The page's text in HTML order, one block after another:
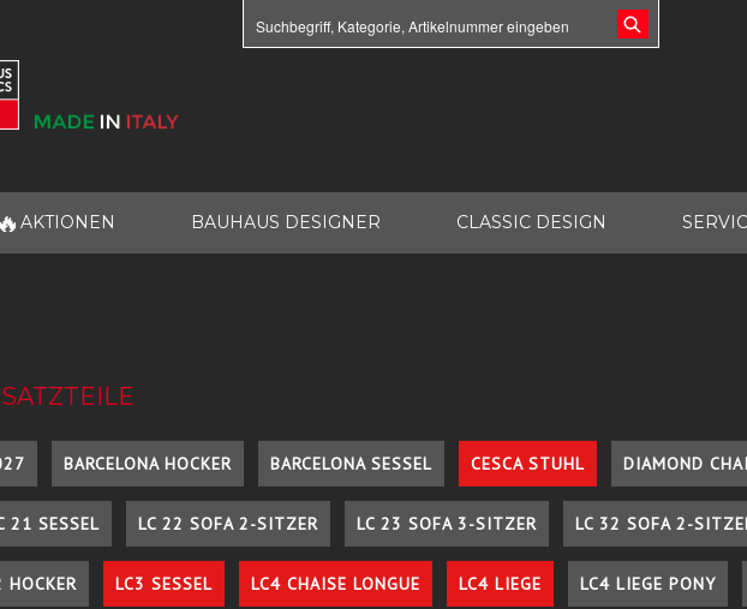
🔥 AKTIONEN BAUHAUS DESIGNER CLASSIC DESIGN
BARCELONA HOCKER BARCELONA SESSEL CESCA STUHL DIAMOND
21 SESSEL LC 22 SOFA 2-SITZER LC 23 SOFA 3-SITZER LC 32 SOFA 2-
HOCKER LC3 SESSEL LC4 CHAISE LONGUE LC4 LIEGE LC4 LIEGE PONY